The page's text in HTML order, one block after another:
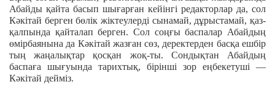
Абайды қайта басып шығарған кейінгі редакторлар да, сол
Кәкітай берген бөлік жіктеулерді сынамай, дұрыстамай, қаз-
қалпында қайталап берген. Сол соңғы баспалар Абайдың
өмірбаянына да Кәкітай жазған сөз, деректерден басқа ешбір
тың жаңалықтар қосқан жоқ-ты. Сондықтан Абайдың
баспаға шығуында тарихтық, бірінші зор еңбекетуші —
Кәкітай дейміз.